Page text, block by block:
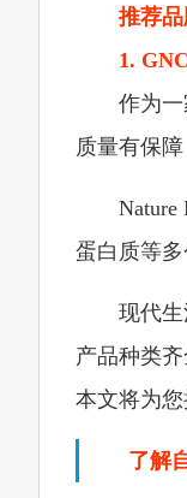
推荐
1. GNC
作为
质量有保障
蛋白质等多
现代
产品种类
本文将为
了解